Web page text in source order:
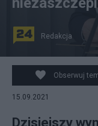
Waldemar Kraska
Polsce / Fot. Flickr
Redakcja
Obserwuj
15.09.2021
Dzisiejszy